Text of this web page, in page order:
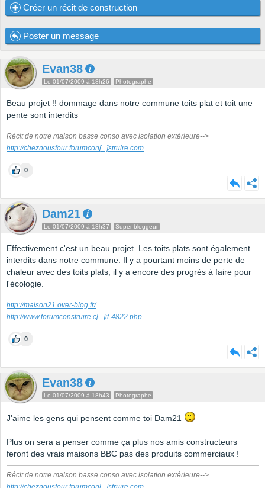
Créer un récit de construction
Poster un message
Evan38
Le 01/07/2009 à 18h26 Photographe
Beau projet !! dommage dans notre commune toits plat et toit une
pente sont interdits
Récit de notre maison basse conso avec isolation extérieure-->
http://cheznousfour.forumcon[...]struire.com
0
Dam21
Le 01/07/2009 à 18h37 Super bloggeur
Effectivement c'est un beau projet. Les toits plats sont également
interdits dans notre commune. Il y a pourtant moins de perte de
chaleur avec des toits plats, il y a encore des progrès à faire pour
l'écologie.
http://maison21.over-blog.fr/
http://www.forumconstruire.c[...]it-4822.php
0
Evan38
Le 01/07/2009 à 18h43 Photographe
J'aime les gens qui pensent comme toi Dam21
Plus on sera a penser comme ça plus nos amis constructeurs
feront des vrais maisons BBC pas des produits commerciaux !
Récit de notre maison basse conso avec isolation extérieure-->